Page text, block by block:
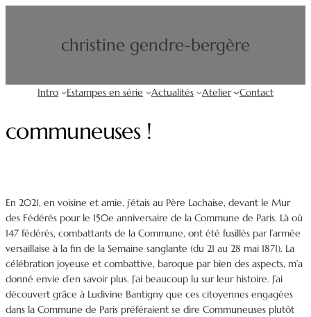
christine gendre-bergère
Intro Estampes en série Actualités Atelier Contact
communeuses !
En 2021, en voisine et amie, j’étais au Père Lachaise, devant le Mur
des Fédérés pour le 150e anniversaire de la Commune de Paris. Là où
147 fédérés, combattants de la Commune, ont été fusillés par l’armée
versaillaise à la fin de la Semaine sanglante (du 21 au 28 mai 1871). La
célébration joyeuse et combattive, baroque par bien des aspects, m’a
donné envie d’en savoir plus. J’ai beaucoup lu sur leur histoire. J’ai
découvert grâce à Ludivine Bantigny que ces citoyennes engagées
dans la Commune de Paris préféraient se dire Communeuses plutôt